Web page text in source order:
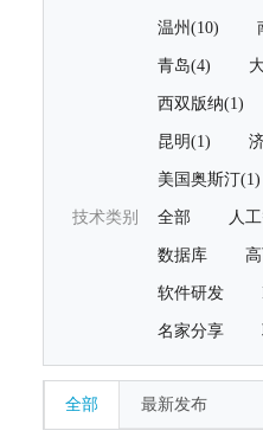
温州(10)
青岛(4)
西双版纳(1)
昆明(1)
美国奥斯汀(1)
技术类别 全部 人
数据库
软件研发
名家分享
全部 最新发布